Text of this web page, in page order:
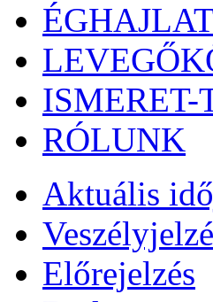
ISMERET-
RÓLUNK
Aktuális
Előrejelzés